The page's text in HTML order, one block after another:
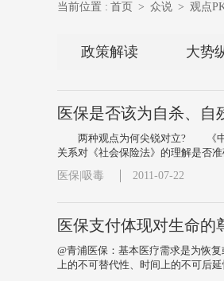
当前位置 : 首页 > 众说 > 观点
政策解读 大势
医保是否该为自杀、自
两种观点为何尖锐对立? 《中国
关系对《社会保险法》的理解是否
医保|吸毒
2011-07-22
医保支付体现对生命的
@青浦医保：基本医疗需求是为恢
上的不可替代性、时间上的不可后